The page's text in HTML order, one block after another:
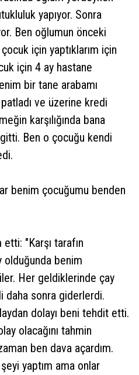
yapıyor. Sonra
Ben oğlumun önceki
için yaptıklarım için
için 4 ay hastane
bir tane arabamı
ve üzerine kredi
karşılığında bana
Ben o çocuğu kendi
benim çocuğumu benden
etti: "Karşı tarafın
olduğunda benim
Her geldiklerinde çay
daha sonra giderlerdi.
dolayı beni tehdit etti.
olacağını tahmin
ben dava açardım.
yaptım ama onlar